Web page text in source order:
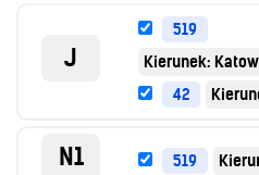
J
519
Kierunek:
42
N1 519